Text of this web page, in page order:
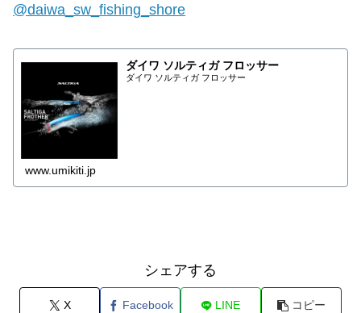
@daiwa_sw_fishing_shore
ダイワ ソルティガ フロッサー
ダイワ ソルティガ フロッサー
www.umikiti.jp
シェアする
X Facebook LINE コピー